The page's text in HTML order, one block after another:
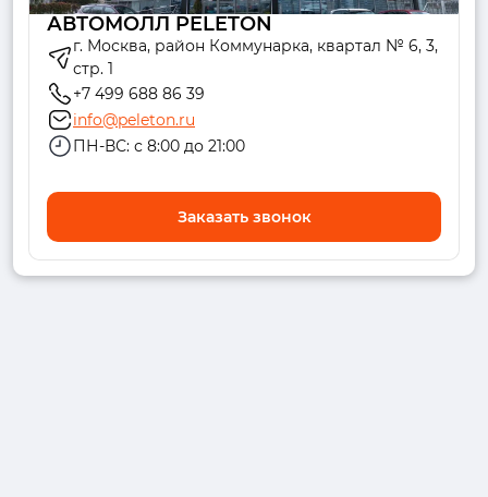
АВТОМОЛЛ PELETON
г. Москва, район Коммунарка, квартал № 6, 3,
стр. 1
+7 499 688 86 39
info@peleton.ru
ПН-ВС: с 8:00 до 21:00
Заказать звонок